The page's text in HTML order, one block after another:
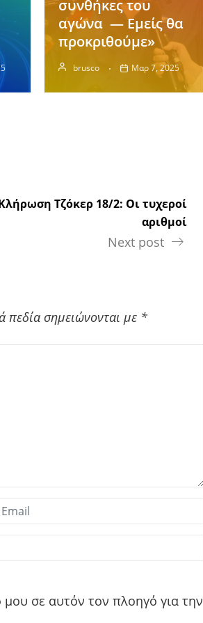
συνθήκες του
αγώνα — Εμείς θα
προκριθούμε»
brusco Μαρ 7, 2025
Τζόκερ 18/2: Οι τυχεροί
αριθμοί
Next post
πεδία σημειώνονται με *
σε αυτόν τον πλοηγό για την